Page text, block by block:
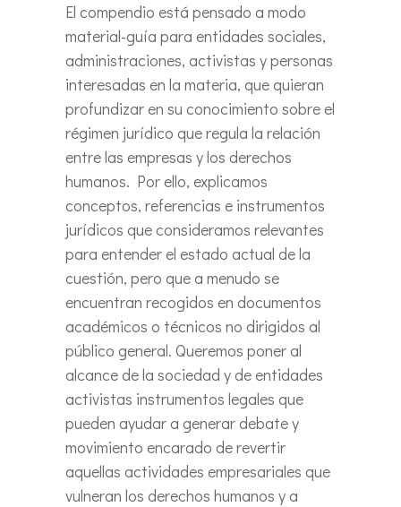
El compendio está pensado a modo
material-guía para entidades sociales,
administraciones, activistas y personas
interesadas en la materia, que quieran
profundizar en su conocimiento sobre el
régimen jurídico que regula la relación
entre las empresas y los derechos
humanos. Por ello, explicamos
conceptos, referencias e instrumentos
jurídicos que consideramos relevantes
para entender el estado actual de la
cuestión, pero que a menudo se
encuentran recogidos en documentos
académicos o técnicos no dirigidos al
público general. Queremos poner al
alcance de la sociedad y de entidades
activistas instrumentos legales que
pueden ayudar a generar debate y
movimiento encarado de revertir
aquellas actividades empresariales que
vulneran los derechos humanos y a